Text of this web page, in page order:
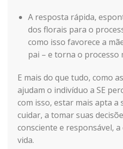
A resposta rápida,
dos florais para o
como isso favorece a
pai – e torna o processo
E mais do que tudo, como
ajudam o indivíduo a SE
com isso, estar mais apta a
cuidar, a tomar suas
consciente e responsável,
vida.